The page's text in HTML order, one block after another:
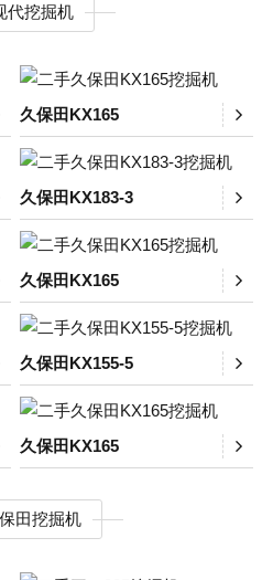
代挖掘机
久保田KX165
久保田KX183-3
久保田KX165
久保田KX155-5
久保田KX165
田挖掘机